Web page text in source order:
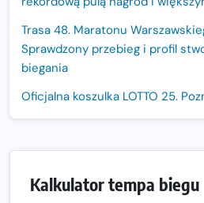
Trasa 48. Maratonu
Sprawdzony przebieg i profil
biegania
Oficjalna koszulka LOTTO 25.
Kalkulator tempa biegu